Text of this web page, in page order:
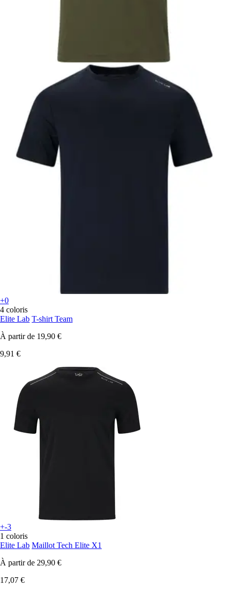
+0
4 coloris
Elite Lab T-shirt Team
À partir de 19,90 €
9,91 €
+-3
1 coloris
Elite Lab Maillot Tech Elite X1
À partir de 29,90 €
17,07 €